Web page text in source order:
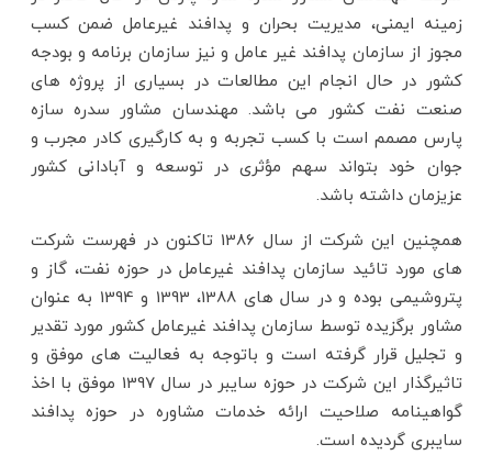
زمینه ایمنی، مدیریت بحران و پدافند غیرعامل ضمن کسب
مجوز از سازمان پدافند غیر عامل و نیز سازمان برنامه و بودجه
کشور در حال انجام این مطالعات در بسیاری از پروژه های
صنعت نفت کشور می باشد. مهندسان مشاور سدره سازه
پارس مصمم است با کسب تجربه و به کارگیری کادر مجرب و
جوان خود بتواند سهم مؤثری در توسعه و آبادانی کشور
عزیزمان داشته باشد.
همچنین این شرکت از سال 1386 تاکنون در فهرست شرکت
های مورد تائید سازمان پدافند غیرعامل در حوزه نفت، گاز و
پتروشیمی بوده و در سال های 1388، 1393 و 1394 به عنوان
مشاور برگزیده توسط سازمان پدافند غیرعامل کشور مورد تقدیر
و تجلیل قرار گرفته است و باتوجه به فعالیت های موفق و
تاثیرگذار این شرکت در حوزه سایبر در سال 1397 موفق با اخذ
گواهینامه صلاحیت ارائه خدمات مشاوره در حوزه پدافند
سایبری گردیده است.